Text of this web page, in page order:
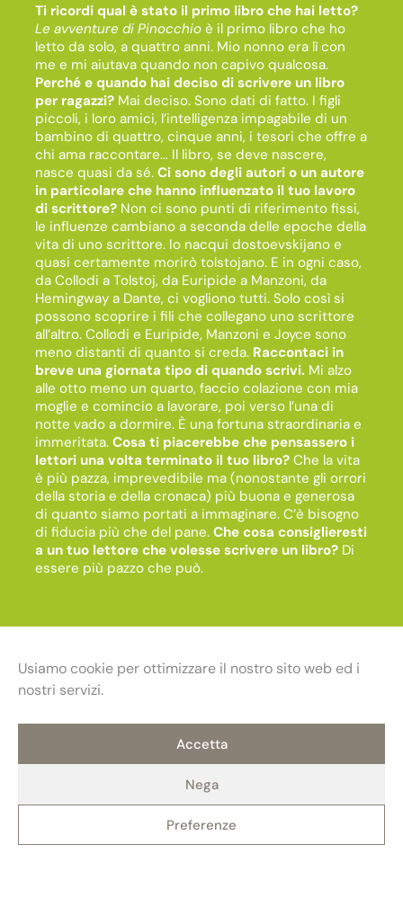
Usiamo cookie per ottimizzare il nostro sito web ed i
nostri servizi.
Accetta
Nega
Preferenze
Ti ricordi qual è stato il primo libro che hai letto?
Le avventure di Pinocchioè il primo libro che ho
letto da solo, a quattro anni. Mio nonno era lì con
me e mi aiutava quando non capivo qualcosa.
Perché e quando hai deciso di scrivere un libro
per ragazzi?Mai deciso. Sono dati di fatto. I figli
piccoli, i loro amici, l’intelligenza impagabile di un
bambino di quattro, cinque anni, i tesori che offre a
chi ama raccontare… Il libro, se deve nascere,
nasce quasi da sé. Ci sono degli autori o un autore
in particolare che hanno influenzato il tuo lavoro
di scrittore?Non ci sono punti di riferimento fissi,
le influenze cambiano a seconda delle epoche della
vita di uno scrittore. Io nacqui dostoevskijano e
quasi certamente morirò tolstojano. E in ogni caso,
da Collodi a Tolstoj, da Euripide a Manzoni, da
Hemingway a Dante, ci vogliono tutti. Solo così si
possono scoprire i fili che collegano uno scrittore
all’altro. Collodi e Euripide, Manzoni e Joyce sono
meno distanti di quanto si creda. Raccontaci in
breve una giornata tipo di quando scrivi. Mi alzo
alle otto meno un quarto, faccio colazione con mia
moglie e comincio a lavorare, poi verso l’una di
notte vado a dormire. È una fortuna straordinaria e
immeritata. Cosa ti piacerebbe che pensassero i
lettori una volta terminato il tuo libro?Che la vita
è più pazza, imprevedibile ma (nonostante gli orrori
della storia e della cronaca) più buona e generosa
di quanto siamo portati a immaginare. C’è bisogno
di fiducia più che del pane. Che cosa consiglieresti
a un tuo lettore che volesse scrivere un libro?Di
essere più pazzo che può.